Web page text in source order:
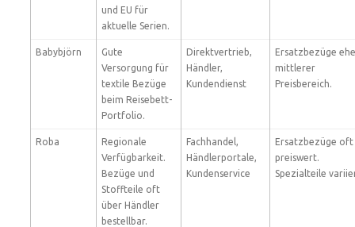
und EU für
aktuelle Serien.
Babybjörn
Gute
Versorgung für
textile Bezüge
beim Reisebett-
Portfolio.
Direktvertrieb,
Händler,
Kundendienst
Ersatzbezüge
mittlerer
Preisbereich.
Roba
Regionale
Verfügbarkeit.
Bezüge und
Stoffteile oft
über Händler
bestellbar.
Fachhandel,
Händlerportale,
Kundenservice
Ersatzbezüge oft
preiswert.
Spezialteile